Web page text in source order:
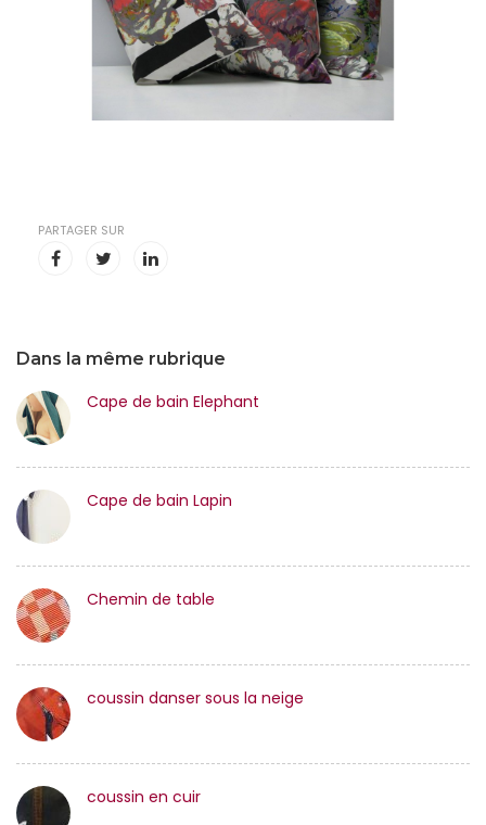
Dans la même rubrique
Cape de bain Elephant
Cape de bain Lapin
Chemin de table
coussin danser sous la neige
coussin en cuir
PARTAGER SUR